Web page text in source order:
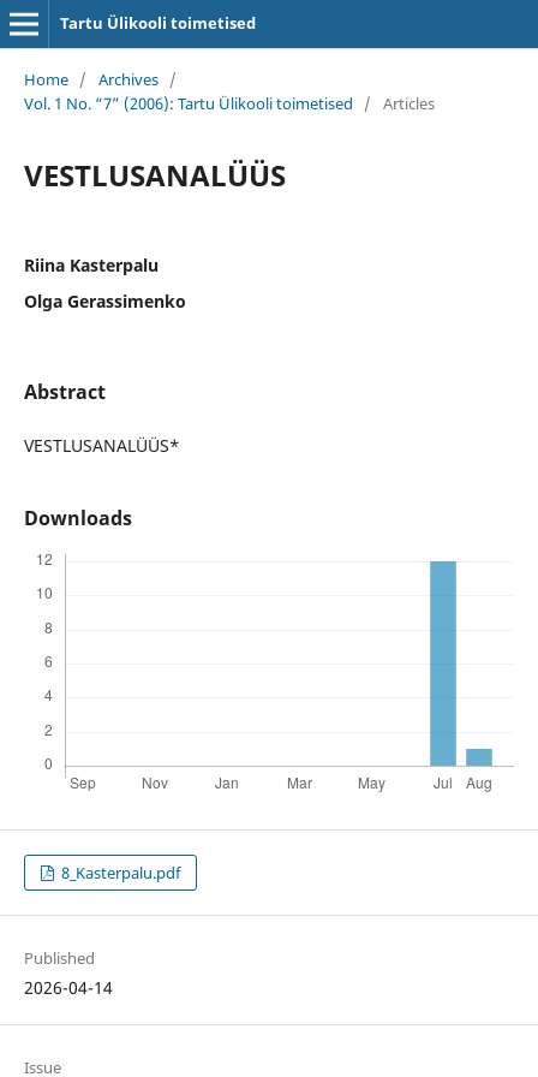
Tartu Ülikooli toimetised
Home / Archives /
Vol. 1 No. “7” (2006): Tartu Ülikooli toimetised
/ Articles
VESTLUSANALÜÜS
Riina Kasterpalu
Olga Gerassimenko
Abstract
VESTLUSANALÜÜS*
Downloads
8_Kasterpalu.pdf
Published
2026-04-14
Issue